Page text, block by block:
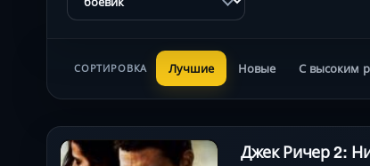
СОРТИРОВКА Лучшие Новые С высоким
Джек Ричер 2: